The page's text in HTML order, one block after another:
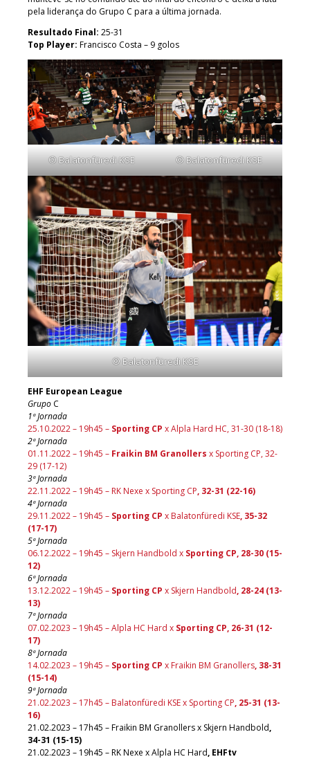
pela liderança do Grupo C para a última jornada.
Resultado Final: 25-31
Top Player: Francisco Costa – 9 golos
© Balatonfüredi KSE © Balatonfüredi KSE
© Balatonfüredi KSE
EHF European League
Grupo C
1ª Jornada
25.10.2022 – 19h45 – Sporting CP x Alpla Hard HC, 31-30 (18-18)
2ª Jornada
01.11.2022 – 19h45 – Fraikin BM Granollers x Sporting CP, 32-
29 (17-12)
3ª Jornada
22.11.2022 – 19h45 – RK Nexe x Sporting CP, 32-31 (22-16)
4ª Jornada
29.11.2022 – 19h45 – Sporting CP x Balatonfüredi KSE, 35-32
(17-17)
5ª Jornada
06.12.2022 – 19h45 – Skjern Handbold x Sporting CP, 28-30 (15-
12)
6ª Jornada
13.12.2022 – 19h45 – Sporting CP x Skjern Handbold, 28-24 (13-
13)
7ª Jornada
07.02.2023 – 19h45 – Alpla HC Hard x Sporting CP, 26-31 (12-
17)
8ª Jornada
14.02.2023 – 19h45 – Sporting CP x Fraikin BM Granollers, 38-31
(15-14)
9ª Jornada
21.02.2023 – 17h45 – Balatonfüredi KSE x Sporting CP, 25-31 (13-
16)
21.02.2023 – 17h45 – Fraikin BM Granollers x Skjern Handbold,
34-31 (15-15)
21.02.2023 – 19h45 – RK Nexe x Alpla HC Hard, EHFtv